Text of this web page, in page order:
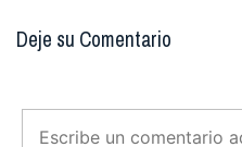
Deje su Comentario